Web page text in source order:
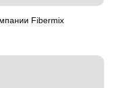
Fibermix